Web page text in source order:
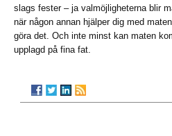
slags fester – ja valmöjligheterna blir
när någon annan hjälper dig med
göra det. Och inte minst kan maten
upplagd på fina fat.